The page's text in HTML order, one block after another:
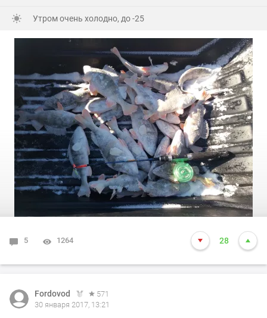
Утром очень холодно, до -25
5 1264 28
Fordovod
571
30 января 2017, 13:21